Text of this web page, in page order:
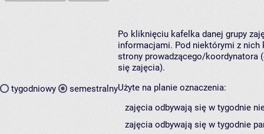
tygodniowy semestralny
Po kliknięciu kafelka danej grupy
informacjami. Pod niektórymi z nich
strony prowadzącego/koordynatora
się zajęcia).
Użyte na planie oznaczenia:
zajęcia odbywają się w tygodnie
zajęcia odbywają się w tygodnie